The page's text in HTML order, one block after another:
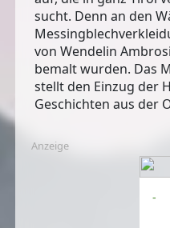
sucht. Denn an den
von Wendelin
bemalt wurden. Das
stellt den Einzug der
Geschichten aus der
Anzeige
-